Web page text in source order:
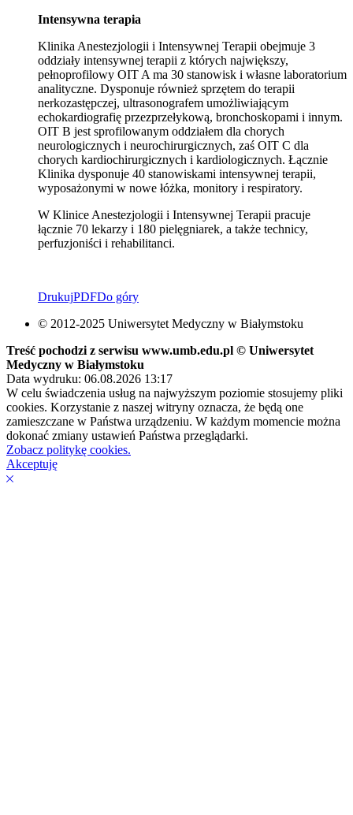
Intensywna terapia
Klinika Anestezjologii i Intensywnej Terapii obejmuje 3
oddziały intensywnej terapii z których największy,
pełnoprofilowy OIT A ma 30 stanowisk i własne laboratorium
analityczne. Dysponuje również sprzętem do terapii
nerkozastępczej, ultrasonografem umożliwiającym
echokardiografię przezprzełykową, bronchoskopami i innym.
OIT B jest sprofilowanym oddziałem dla chorych
neurologicznych i neurochirurgicznych, zaś OIT C dla
chorych kardiochirurgicznych i kardiologicznych. Łącznie
Klinika dysponuje 40 stanowiskami intensywnej terapii,
wyposażonymi w nowe łóżka, monitory i respiratory.
W Klinice Anestezjologii i Intensywnej Terapii pracuje
łącznie 70 lekarzy i 180 pielęgniarek, a także technicy,
perfuzjoniści i rehabilitanci.
DrukujPDFDo góry
© 2012-2025 Uniwersytet Medyczny w Białymstoku
Treść pochodzi z serwisu www.umb.edu.pl © Uniwersytet
Medyczny w Białymstoku
Data wydruku: 06.08.2026 13:17
W celu świadczenia usług na najwyższym poziomie stosujemy pliki
cookies. Korzystanie z naszej witryny oznacza, że będą one
zamieszczane w Państwa urządzeniu. W każdym momencie można
dokonać zmiany ustawień Państwa przeglądarki.
Zobacz politykę cookies.
Akceptuję